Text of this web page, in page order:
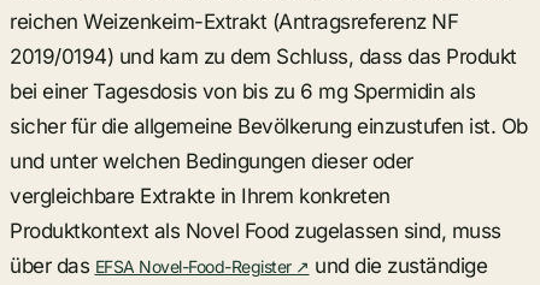
reichen Weizenkeim-Extrakt (Antragsreferenz NF
2019/0194) und kam zu dem Schluss, dass das Produkt
bei einer Tagesdosis von bis zu 6 mg Spermidin als
sicher für die allgemeine Bevölkerung einzustufen ist. Ob
und unter welchen Bedingungen dieser oder
vergleichbare Extrakte in Ihrem konkreten
Produktkontext als Novel Food zugelassen sind, muss
über das EFSA Novel-Food-Register ↗ und die zuständige